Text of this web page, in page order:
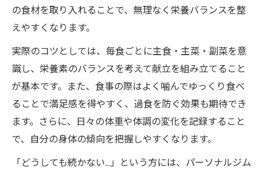
の食材を取り入れることで、無理なく栄養バランスを整
えやすくなります。
実際のコツとしては、毎食ごとに主食・主菜・副菜を意
識し、栄養素のバランスを考えて献立を組み立てること
が基本です。また、食事の際はよく噛んでゆっくり食べ
ることで満足感を得やすく、過食を防ぐ効果も期待でき
ます。さらに、日々の体重や体調の変化を記録すること
で、自分の身体の傾向を把握しやすくなります。
「どうしても続かない…」という方には、パーソナルジム